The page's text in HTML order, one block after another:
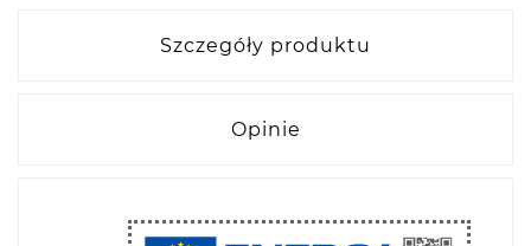
Szczegóły produktu
Opinie